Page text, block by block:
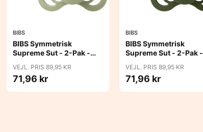
BIBS
BIBS Symmetrisk
Supreme Sut - 2-Pak -
Ivory/Sage
VEJL. PRIS 89,95 KR
71,96 kr
BIBS
BIBS Symmetrisk
Supreme Sut - 2-Pak -
Sage/Hunter Green
VEJL. PRIS 89,95 KR
71,96 kr